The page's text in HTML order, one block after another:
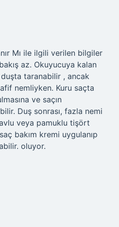
Mı ile ilgili verilen bilgiler
az. Okuyucuya kalan
duşta taranabilir , ancak
nemliyken. Kuru saçta
ve saçın
Duş sonrası, fazla nemi
veya pamuklu tişört
bakım kremi uygulanıp
oluyor.